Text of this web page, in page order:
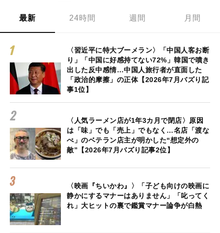
最新 24時間 週間 月間
〈習近平に特大ブーメラン〉「中国人客お断
り」「中国に好感持てない72%」韓国で噴き
出した反中感情…中国人旅行者が直面した
「政治的摩擦」の正体【2026年7月バズり記
事1位】
〈人気ラーメン店が1年3カ月で閉店〉原因
は「味」でも「売上」でもなく…名店「渡な
べ」のベテラン店主が明かした“想定外の
敵”【2026年7月バズり記事2位】
〈映画『ちいかわ』〉「子ども向けの映画に
静かにするマナーはありません」「叱ってく
れ」大ヒットの裏で鑑賞マナー論争が白熱